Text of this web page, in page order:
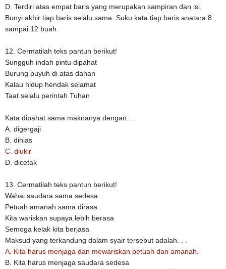
D. Terdiri atas empat baris yang merupakan sampiran dan isi.
Bunyi akhir tiap baris selalu sama. Suku kata tiap baris anatara 8
sampai 12 buah.
12. Cermatilah teks pantun berikut!
Sungguh indah pintu dipahat
Burung puyuh di atas dahan
Kalau hidup hendak selamat
Taat selalu perintah Tuhan
Kata dipahat sama maknanya dengan....
A. digergaji
B. dihias
C. diukir
D. dicetak
13. Cermatilah teks pantun berikut!
Wahai saudara sama sedesa
Petuah amanah sama dirasa
Kita wariskan supaya lebih berasa
Semoga kelak kita berjasa
Maksud yang terkandung dalam syair tersebut adalah. . .
A. Kita harus menjaga dan mewariskan petuah dan amanah.
B. Kita harus menjaga saudara sedesa